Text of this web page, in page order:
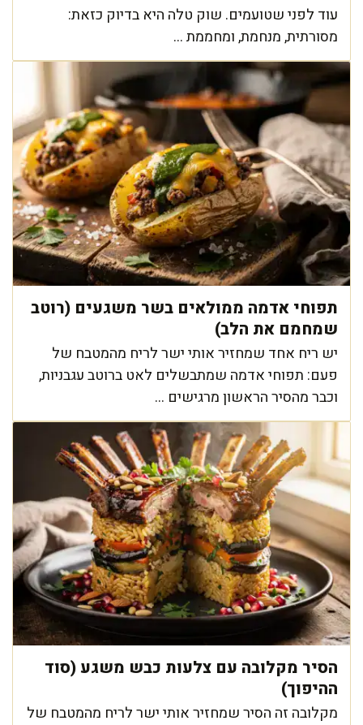
עוד לפני שטועמים. שוק טלה היא בדיוק כזאת:
מסורתית, מנחמת, ומחממת ...
תפוחי אדמה ממולאים בשר משגעים (רוטב
שמחמם את הלב)
יש ריח אחד שמחזיר אותי ישר לריח מהמטבח של
פעם: תפוחי אדמה שמתבשלים לאט ברוטב עגבניות,
וכבר מהסיר הראשון מרגישים ...
הסיר מקלובה עם צלעות כבש משגע (סוד
ההיפוך)
מקלובה זה הסיר שמחזיר אותי ישר לריח מהמטבח של